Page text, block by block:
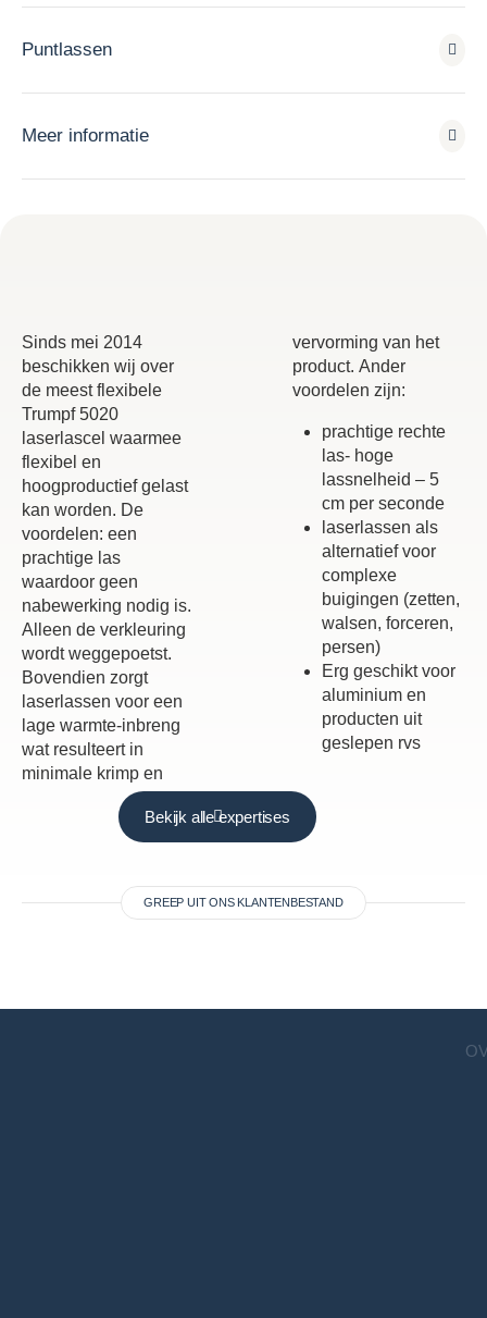
Puntlassen
Meer informatie
Sinds mei 2014
beschikken wij over
de meest flexibele
Trumpf 5020
laserlascel waarmee
flexibel en
hoogproductief gelast
kan worden. De
voordelen: een
prachtige las
waardoor geen
nabewerking nodig is.
Alleen de verkleuring
wordt weggepoetst.
Bovendien zorgt
laserlassen voor een
lage warmte-inbreng
wat resulteert in
minimale krimp en
vervorming van het
product. Ander
voordelen zijn:
prachtige rechte
las- hoge
lassnelheid – 5
cm per seconde
laserlassen als
alternatief voor
complexe
buigingen (zetten,
walsen, forceren,
persen)
Erg geschikt voor
aluminium en
producten uit
geslepen rvs
Bekijk alle expertises
GREEP UIT ONS KLANTENBESTAND